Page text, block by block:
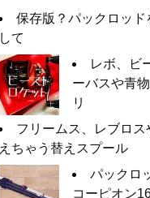
保存版？パックロッド
して
レボ、ビ
ーバスや青
リ
フリームス、レブロ
えちゃう替えスプール
パックロ
コーピオン